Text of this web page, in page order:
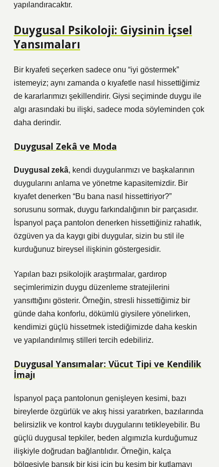
yapılandıracaktır.
Duygusal Psikoloji: Giysinin İçsel
Yansımaları
Bir kıyafeti seçerken sadece onu “iyi göstermek”
istemeyiz; aynı zamanda o kıyafetle nasıl hissettiğimiz
de kararlarımızı şekillendirir. Giysi seçiminde duygu ile
algı arasındaki bu ilişki, sadece moda söyleminden çok
daha derindir.
Duygusal Zekâ ve Moda
Duygusal zekâ, kendi duygularımızı ve başkalarının
duygularını anlama ve yönetme kapasitemizdir. Bir
kıyafet denerken “Bu bana nasıl hissettiriyor?”
sorusunu sormak, duygu farkındalığının bir parçasıdır.
İspanyol paça pantolon denerken hissettiğiniz rahatlık,
özgüven ya da kaygı gibi duygular, sizin bu stil ile
kurduğunuz bireysel ilişkinin göstergesidir.
Yapılan bazı psikolojik araştırmalar, gardırop
seçimlerimizin duygu düzenleme stratejilerini
yansıttığını gösterir. Örneğin, stresli hissettiğimiz bir
günde daha konforlu, dökümlü giysilere yönelirken,
kendimizi güçlü hissetmek istediğimizde daha keskin
ve yapılandırılmış stilleri tercih edebiliriz.
Duygusal Yansımalar: Vücut Tipi ve Kendilik
İmajı
İspanyol paça pantolonun genişleyen kesimi, bazı
bireylerde özgürlük ve akış hissi yaratırken, bazılarında
belirsizlik ve kontrol kaybı duygularını tetikleyebilir. Bu
güçlü duygusal tepkiler, beden algımızla kurduğumuz
ilişkiyle doğrudan bağlantılıdır. Örneğin, kalça
bölgesiyle barışık bir kişi için bu kesim bir kutlamayı